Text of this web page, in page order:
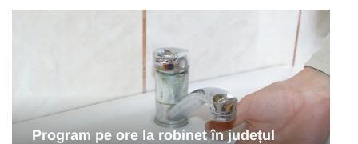
Program pe ore la robinet în județul